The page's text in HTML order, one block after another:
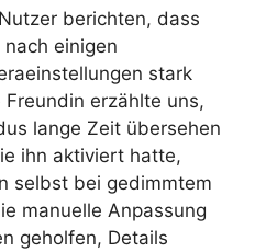
berichten, dass
einigen
stark
erzählte uns,
lange Zeit übersehen
ihn aktiviert hatte,
selbst bei gedimmtem
manuelle Anpassung
geholfen, Details